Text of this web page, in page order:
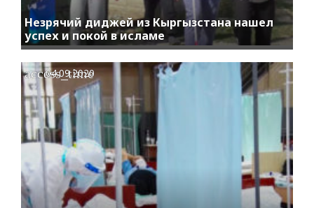
Незрячий диджей из Кыргызстана нашел
успех и покой в исламе
access_time
04.09.2020